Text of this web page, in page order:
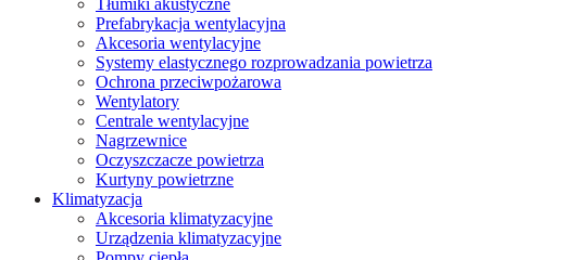
Tłumiki akustyczne
Prefabrykacja wentylacyjna
Akcesoria wentylacyjne
Systemy elastycznego rozprowadzania powietrza
Ochrona przeciwpożarowa
Wentylatory
Centrale wentylacyjne
Nagrzewnice
Oczyszczacze powietrza
Kurtyny powietrzne
Klimatyzacja
Akcesoria klimatyzacyjne
Urządzenia klimatyzacyjne